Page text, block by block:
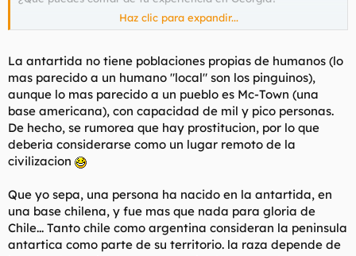
Ir a Pakistán tenía entendido que no es especialmente difícil ni
caro, aunque me da que lo complicado de lo que planteas es
explorar zonas rurales del país con un mínimo de
infraestructura. Si quieres recorrer lugares recónditos a lo local
debe ser una aventura inolvidable pero esto sí quizá
extremadamente duro. ¿La inseguridad para un occidental no
te tira para atrás? Leí que es especialmente peligroso moverse
por algunas zonas fronterizas pero no profundicé.
A Argentina ( @miliu) o Chile no tengo ninguna motivación por
ir pero si recomiendáis efusivamente alguna zona le doy una
vuelta.
Haz clic para expandir...
La antartida no tiene poblaciones propias de humanos (lo
mas parecido a un humano "local" son los pinguinos),
aunque lo mas parecido a un pueblo es Mc-Town (una
base americana), con capacidad de mil y pico personas.
De hecho, se rumorea que hay prostitucion, por lo que
deberia considerarse como un lugar remoto de la
civilizacion
Que yo sepa, una persona ha nacido en la antartida, en
una base chilena, y fue mas que nada para gloria de
Chile... Tanto chile como argentina consideran la peninsula
antartica como parte de su territorio. la raza depende de